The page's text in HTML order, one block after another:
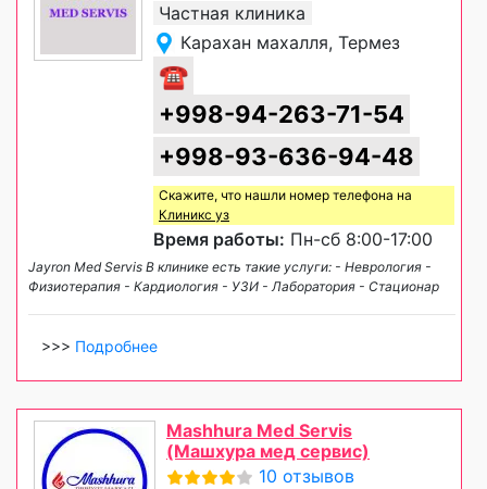
Частная клиника
Карахан махалля, Термез
☎
+998-94-263-71-54
+998-93-636-94-48
Скажите, что нашли номер телефона на
Клиникс уз
Время работы: Пн-сб 8:00-17:00
Jayron Med Servis В клинике есть такие услуги: - Неврология -
Физиотерапия - Кардиология - УЗИ - Лаборатория - Стационар
>>> Подробнее
Mashhura Med Servis
(Машхура мед сервис)
10 отзывов